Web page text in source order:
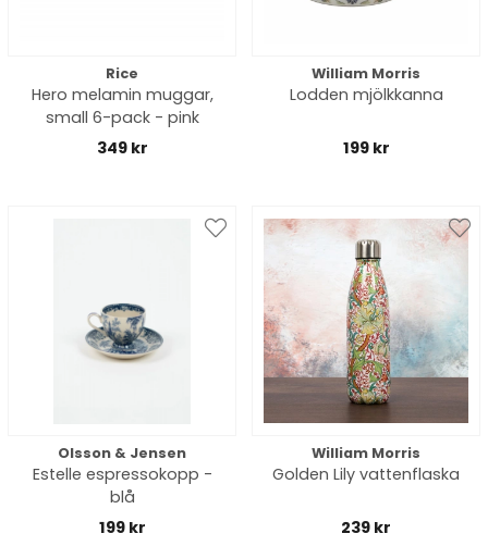
Rice
Hero melamin muggar,
small 6-pack - pink
349 kr
William Morris
Lodden mjölkkanna
199 kr
Olsson & Jensen
Estelle espressokopp -
blå
199 kr
William Morris
Golden Lily vattenflaska
239 kr